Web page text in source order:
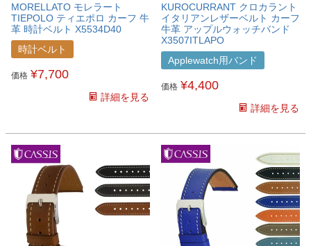
MORELLATO モレラート
TIEPOLO ティエポロ カーフ 牛
革 時計ベルト X5534D40
時計ベルト
価格 ¥7,700
詳細を見る
KUROCURRANT クロカラント
イタリアンレザーベルト カーフ
牛革 アップルウォッチバンド
X3507ITLAPO
Applewatch用バンド
価格 ¥4,400
詳細を見る